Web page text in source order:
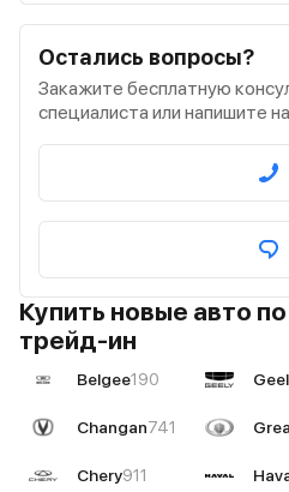
Остались вопросы?
Закажите бесплатную
специалиста или напишите
Купить новые авто
трейд-ин
Belgee190
Changan741
Chery911